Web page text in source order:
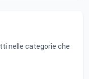
nelle categorie che